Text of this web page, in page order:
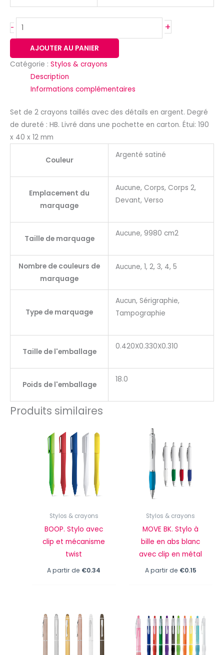
- +
AJOUTER AU PANIER
Catégorie : Stylos & crayons
Description
Informations complémentaires
Set de 2 crayons taillés avec des détails en argent. Degré
de dureté : HB. Livré dans une pochette en carton. Étui: 190
x 40 x 12 mm
Couleur
Argenté satiné
Emplacement du
marquage
Aucune, Corps, Corps 2,
Devant, Verso
Taille de marquage
Aucune, 9980 cm2
Nombre de couleurs de
marquage
Aucune, 1, 2, 3, 4, 5
Type de marquage
Aucun, Sérigraphie,
Tampographie
Taille de l'emballage
0.420X0.330X0.310
Poids de l'emballage
18.0
Produits similaires
Stylos & crayons
BOOP. Stylo avec
clip et mécanisme
twist
A partir de €0.34
Stylos & crayons
MOVE BK. Stylo à
bille en abs blanc
avec clip en métal
A partir de €0.15